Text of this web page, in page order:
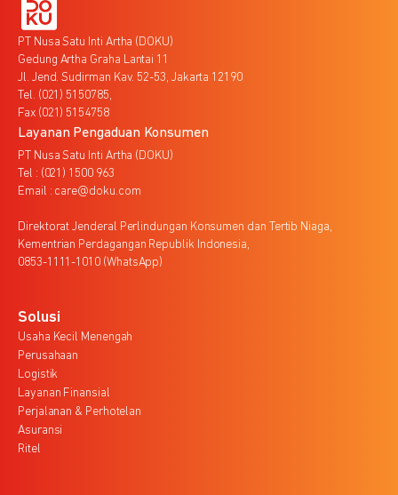
PT Nusa Satu Inti Artha (DOKU)
Gedung Artha Graha Lantai 11
Jl. Jend. Sudirman Kav. 52-53, Jakarta 12190
Tel. (021) 5150785,
Fax (021) 5154758
Layanan Pengaduan Konsumen
PT Nusa Satu Inti Artha (DOKU)
Tel : (021) 1500 963
Email : care@doku.com
Direktorat Jenderal Perlindungan Konsumen dan Tertib Niaga,
Kementrian Perdagangan Republik Indonesia,
0853-1111-1010 (WhatsApp)
Solusi
Usaha Kecil Menengah
Perusahaan
Logistik
Layanan Finansial
Perjalanan & Perhotelan
Asuransi
Ritel